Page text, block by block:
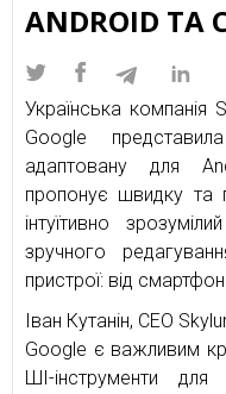
ANDROID ТА
Українська компанія
Google
адаптовану для
пропонує швидку
інтуїтивно
зручного
пристрої: від
Іван Кутанін, CEO
Google є важливим
ШІ-інструменти для